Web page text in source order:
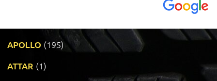
APOLLO (195)
ATTAR (1)